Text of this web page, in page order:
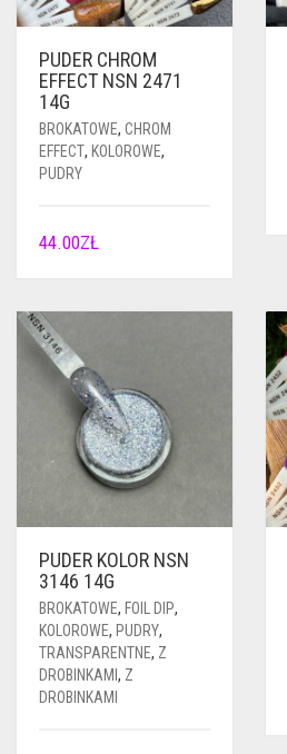
PUDER CHROM
EFFECT NSN 2471
14G
BROKATOWE, CHROM
EFFECT, KOLOROWE,
PUDRY
44.00ZŁ
PUDER KOLOR NSN
3146 14G
BROKATOWE, FOIL DIP,
KOLOROWE, PUDRY,
TRANSPARENTNE, Z
DROBINKAMI , Z
DROBINKAMI